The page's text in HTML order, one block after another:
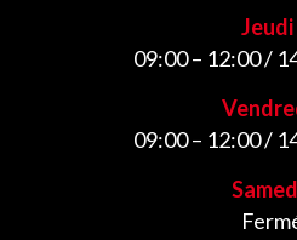
Jeudi
09:00 – 12:00 /
09:00 – 12:00 /